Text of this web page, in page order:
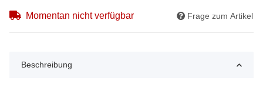
Momentan nicht verfügbar Frage zum Artikel
Beschreibung